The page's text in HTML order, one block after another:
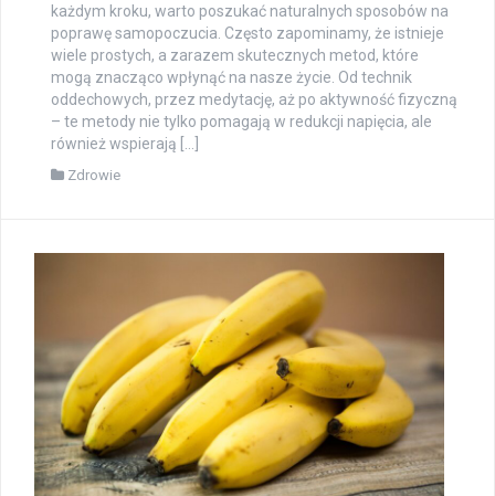
każdym kroku, warto poszukać naturalnych sposobów na
poprawę samopoczucia. Często zapominamy, że istnieje
wiele prostych, a zarazem skutecznych metod, które
mogą znacząco wpłynąć na nasze życie. Od technik
oddechowych, przez medytację, aż po aktywność fizyczną
– te metody nie tylko pomagają w redukcji napięcia, ale
również wspierają […]
Zdrowie